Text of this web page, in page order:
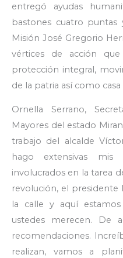
entregó ayudas
bastones cuatro
Misión José Gregorio
vértices de acción
protección integral,
de la patria así como
Ornella Serrano,
Mayores del estado
trabajo del alcalde
hago extensivas
involucrados en la tarea
revolución, el
la calle y aquí
ustedes merecen. De
recomendaciones.
realizan, vamos a